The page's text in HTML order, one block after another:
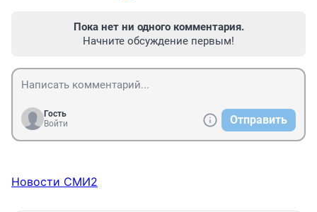
Пока нет ни одного комментария.
Начните обсуждение первым!
Гость
Войти
Отправить
Новости СМИ2